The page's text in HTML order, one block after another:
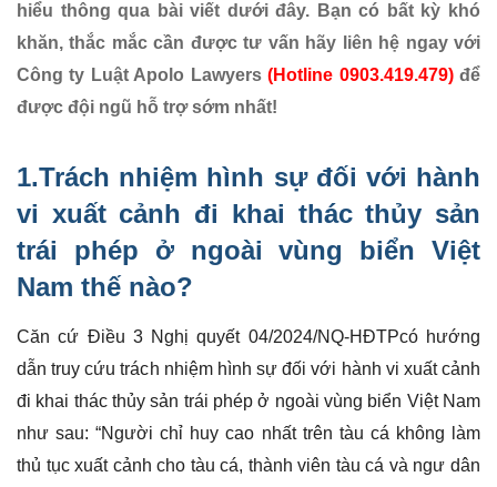
hiểu thông qua bài viết dưới đây. Bạn có bất kỳ khó
khăn, thắc mắc cần được tư vấn hãy liên hệ ngay với
Công ty Luật Apolo Lawyers (Hotline 0903.419.479)để
được đội ngũ hỗ trợ sớm nhất!
1.Trách nhiệm hình sự đối với hành
vi xuất cảnh đi khai thác thủy sản
trái phép ở ngoài vùng biển Việt
Nam thế nào?
Căn cứ Điều 3 Nghị quyết 04/2024/NQ-HĐTPcó hướng
dẫn truy cứu trách nhiệm hình sự đối với hành vi xuất cảnh
đi khai thác thủy sản trái phép ở ngoài vùng biển Việt Nam
như sau: “Người chỉ huy cao nhất trên tàu cá không làm
thủ tục xuất cảnh cho tàu cá, thành viên tàu cá và ngư dân